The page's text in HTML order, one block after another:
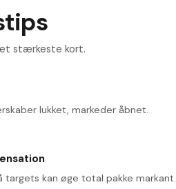
stærkeste kort.
lukket, markeder åbnet.
targets kan øge total pakke markant.